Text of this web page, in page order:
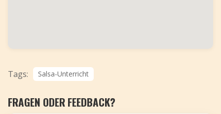
Tags: Salsa-Unterricht
FRAGEN ODER FEEDBACK?